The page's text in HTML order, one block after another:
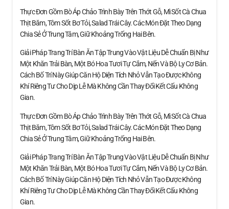
Thực Đơn Gồm Bò Áp Chảo Trình Bày Trên Thớt Gỗ, Mì Sốt Cà Chua
Thịt Băm, Tôm Sốt Bơ Tỏi, Salad Trái Cây. Các Món Đặt Theo Dạng
Chia Sẻ Ở Trung Tâm, Giữ Khoảng Trống Hai Bên.
Giải Pháp Trang Trí Bàn Ăn Tập Trung Vào Vật Liệu Dễ Chuẩn Bị Như
Một Khăn Trải Bàn, Một Bó Hoa Tươi Tự Cắm, Nến Và Bộ Ly Cơ Bản.
Cách Bố Trí Này Giúp Căn Hộ Diện Tích Nhỏ Vẫn Tạo Được Không
Khí Riêng Tư Cho Dịp Lễ Mà Không Cần Thay Đổi Kết Cấu Không
Gian.
Thực Đơn Gồm Bò Áp Chảo Trình Bày Trên Thớt Gỗ, Mì Sốt Cà Chua
Thịt Băm, Tôm Sốt Bơ Tỏi, Salad Trái Cây. Các Món Đặt Theo Dạng
Chia Sẻ Ở Trung Tâm, Giữ Khoảng Trống Hai Bên.
Giải Pháp Trang Trí Bàn Ăn Tập Trung Vào Vật Liệu Dễ Chuẩn Bị Như
Một Khăn Trải Bàn, Một Bó Hoa Tươi Tự Cắm, Nến Và Bộ Ly Cơ Bản.
Cách Bố Trí Này Giúp Căn Hộ Diện Tích Nhỏ Vẫn Tạo Được Không
Khí Riêng Tư Cho Dịp Lễ Mà Không Cần Thay Đổi Kết Cấu Không
Gian.